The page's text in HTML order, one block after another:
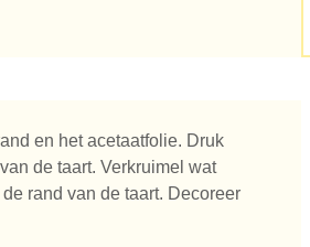
en het acetaatfolie. Druk
de taart. Verkruimel wat
rand van de taart. Decoreer